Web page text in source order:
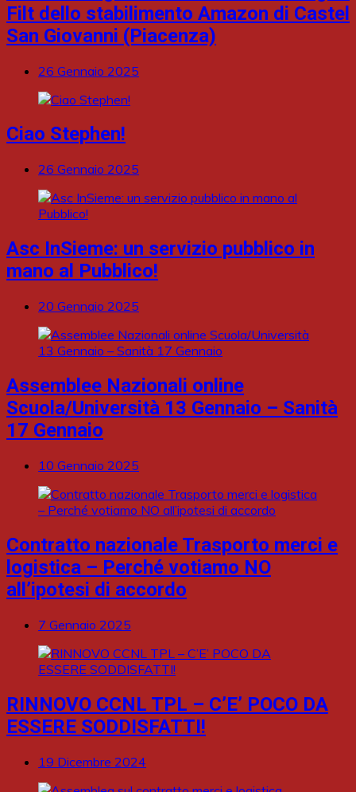
Filt dello stabilimento Amazon di Castel
San Giovanni (Piacenza)
26 Gennaio 2025
Ciao Stephen!
26 Gennaio 2025
Asc InSieme: un servizio pubblico in
mano al Pubblico!
20 Gennaio 2025
Assemblee Nazionali online
Scuola/Università 13 Gennaio – Sanità
17 Gennaio
10 Gennaio 2025
Contratto nazionale Trasporto merci e
logistica – Perché votiamo NO
all’ipotesi di accordo
7 Gennaio 2025
RINNOVO CCNL TPL – C’E’ POCO DA
ESSERE SODDISFATTI!
19 Dicembre 2024